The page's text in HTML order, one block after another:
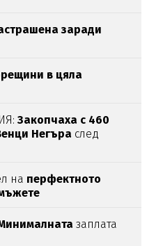
заради
в цяла
Закопчаха с 460
Негъра след
на перфектното
заплата